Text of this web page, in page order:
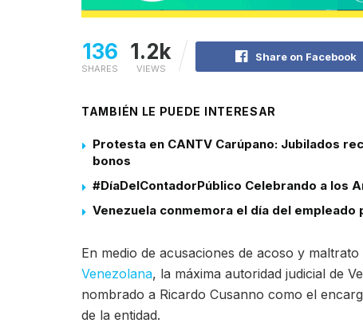
136
SHARES
1.2k
VIEWS
Share on Facebook
TAMBIÉN LE PUEDE INTERESAR
Protesta en CANTV Carúpano: Jubilados
bonos
#DíaDelContadorPúblico Celebrando a los
Venezuela conmemora el día del empleado
En medio de acusaciones de acoso y
Venezolana, la máxima autoridad judicial de
nombrado a Ricardo Cusanno como el
de la entidad.